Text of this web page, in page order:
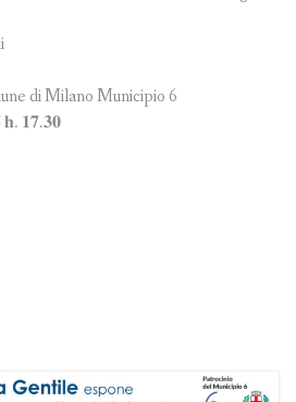
di Milano Municipio 6
𝟏𝟕.𝟑𝟎